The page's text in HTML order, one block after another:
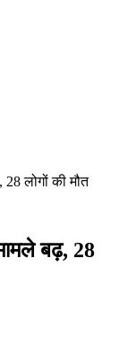
28 लोगों की मौत
बढ़, 28